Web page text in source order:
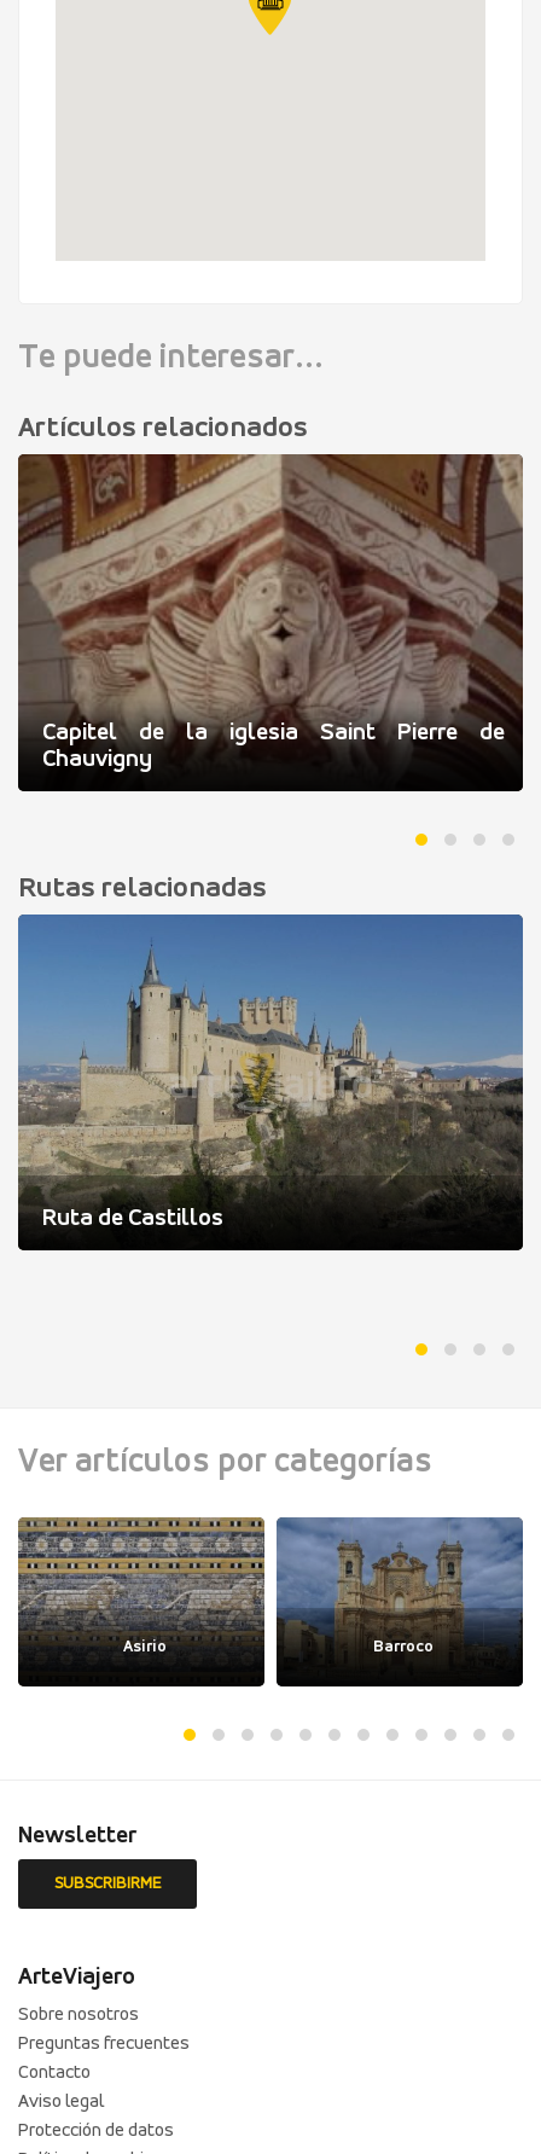
Te puede interesar...
Artículos relacionados
Capitel de la iglesia Saint Pierre de
Chauvigny
Rutas relacionadas
Ruta de Castillos
Ver artículos por categorías
Asirio Barroco
Newsletter
ArteViajero
Sobre nosotros
Preguntas frecuentes
Contacto
Aviso legal
Protección de datos